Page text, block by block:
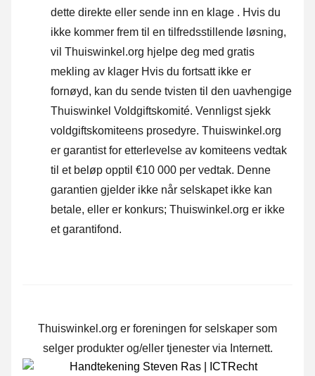
dette direkte eller sende inn en klage . Hvis du
ikke kommer frem til en tilfredsstillende løsning,
vil Thuiswinkel.org hjelpe deg med gratis
mekling av klager Hvis du fortsatt ikke er
fornøyd, kan du sende tvisten til den uavhengige
Thuiswinkel Voldgiftskomité. Vennligst sjekk
voldgiftskomiteens prosedyre. Thuiswinkel.org
er garantist for etterlevelse av komiteens vedtak
til et beløp opptil €10 000 per vedtak. Denne
garantien gjelder ikke når selskapet ikke kan
betale, eller er konkurs; Thuiswinkel.org er ikke
et garantifond.
Thuiswinkel.org er foreningen for selskaper som
selger produkter og/eller tjenester via Internett.